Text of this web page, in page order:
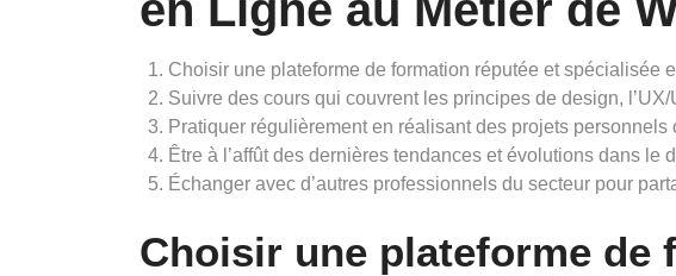
Choisir une plateforme de formation réputée et spécialisée
Suivre des cours qui couvrent les principes de design,
Pratiquer régulièrement en réalisant des projets
Être à l’affût des dernières tendances et évolutions dans le
Échanger avec d’autres professionnels du secteur pour
Choisir une plateforme de